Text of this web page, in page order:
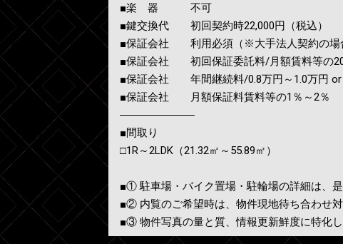
■楽 器 不可
■鍵交換代 初回契約時22,000円（税込）
■保証会社 利用必須（※大手法人契約の場
■保証会社 初回保証委託料/月額賃料等の20
■保証会社 年間継続料/0.8万円～1.0万円 or
■保証会社 月額保証料賃料等の1％～2％
―――――――
■間取り
□1R～2LDK（21.32㎡～55.89㎡）
■① 駐車場・バイク置場・駐輪場の詳細は、是
■② 内覧のご希望時は、物件現地待ち合わせ対
■③ 物件写真の量と質、情報更新鮮度に特化し